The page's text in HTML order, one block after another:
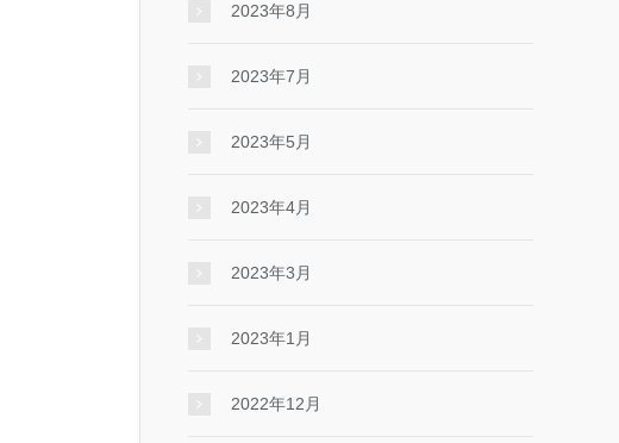
2023年8月
2023年7月
2023年5月
2023年4月
2023年3月
2023年1月
2022年12月